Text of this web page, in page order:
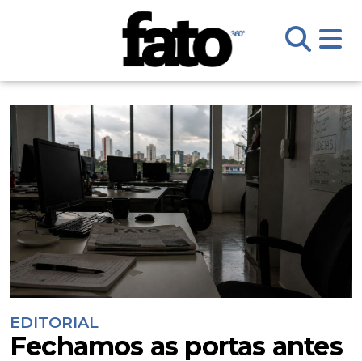
EDITORIAL
Fechamos as portas antes